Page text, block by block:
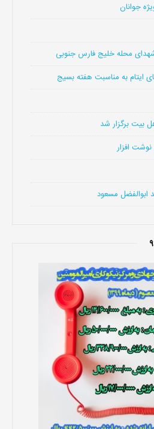
جوانان
شهدای محله خلیج فارس جنوبی
ایتام به مناسبت هفته بسیج
بیت برگزار شد
افزار
ابوالفضل مسعود